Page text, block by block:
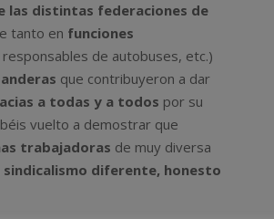
las distintas federaciones de
tanto en funciones
de autobuses, etc.)
que contribuyeron a dar
a todas y a todos por su
vuelto a demostrar que
trabajadoras de muy diversa
sindicalismo diferente, honesto